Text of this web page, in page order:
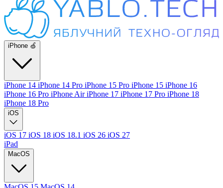
iPhone 🍏
iPhone 14 iPhone 14 Pro iPhone 15 Pro iPhone 15 iPhone 16
iPhone 16 Pro iPhone AiriPhone 17 iPhone 17 Pro iPhone 18
iPhone 18 Pro
iOS
iOS 17 iOS 18 iOS 18.1 iOS 26 iOS 27
iPad
MacOS